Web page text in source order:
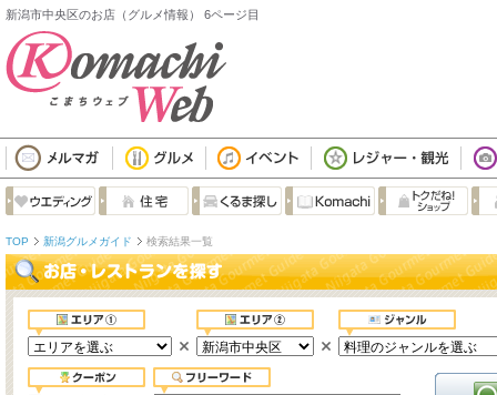
新潟市中央区のお店（グルメ情報） 6ページ目
TOP 新潟グルメガイド 検索結果一覧